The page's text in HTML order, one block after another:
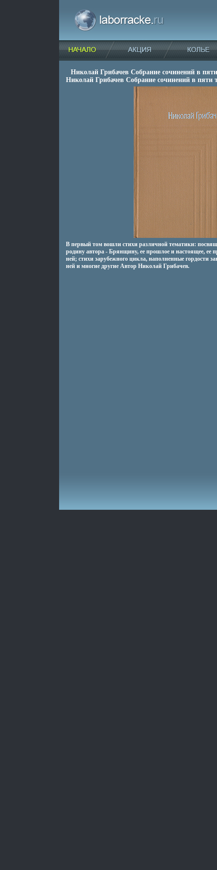
Николай Грибачев Собрание сочинений в
Николай Грибачев Собрание сочинений в пяти
В первый том вошли стихи различной тематики:
родину автора - Брянщину, ее прошлое и настоящее, ее
ней; стихи зарубежного цикла, наполненные гордости
ней и многие другие Автор Николай Грибачев.